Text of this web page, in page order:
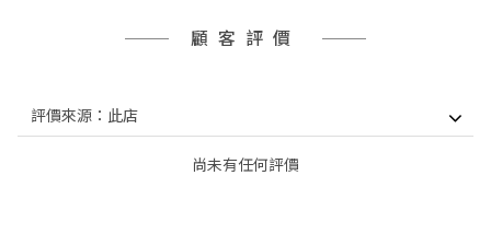
顧客評價
尚未有任何評價